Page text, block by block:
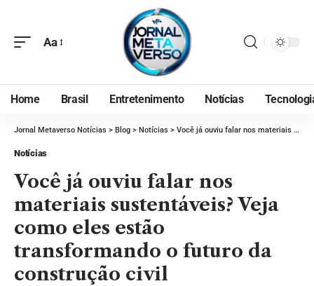
Aa
Home Brasil Entretenimento Notícias
Jornal Metaverso Notícias > Blog > Notícias > Você já ouviu falar nos materiais sustentáveis? Veja como eles estão transformando o futuro da construção civil
Notícias
Você já ouviu falar nos
materiais sustentáveis? Veja
como eles estão
transformando o futuro da
construção civil